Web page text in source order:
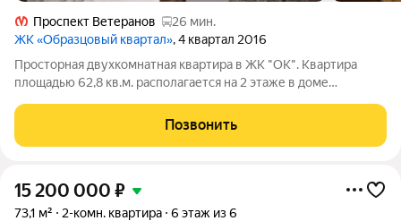
Проспект Ветеранов
26 мин.
ЖК «Образцовый квартал», 4 квартал 2016
Просторная двухкомнатная квартира в ЖК "ОК". Квартира
площадью 62,8 кв.м. располагается на 2 этаже в доме
теплый пол. Двор закрыт для проезда и безопасен для детей.
Две изолированные светлые
Позвонить
15 200 000 ₽
73,1 м² 2-комн. квартира 6 этаж из 6